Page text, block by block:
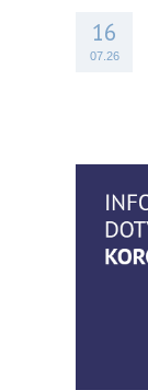
16
07.26
06